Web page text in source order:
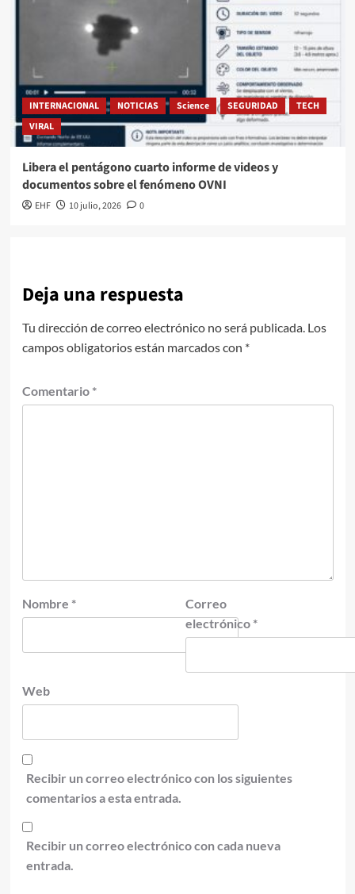
INTERNACIONAL NOTICIAS Science SEGURIDAD
TECH
VIRAL
Libera el pentágono cuarto informe de videos y
documentos sobre el fenómeno OVNI
EHF 10 julio, 2026 0
Deja una respuesta
Tu dirección de correo electrónico no será publicada. Los
campos obligatorios están marcados con *
Comentario *
Nombre *
Correo
electrónico *
Web
Recibir un correo electrónico con los siguientes
comentarios a esta entrada.
Recibir un correo electrónico con cada nueva
entrada.